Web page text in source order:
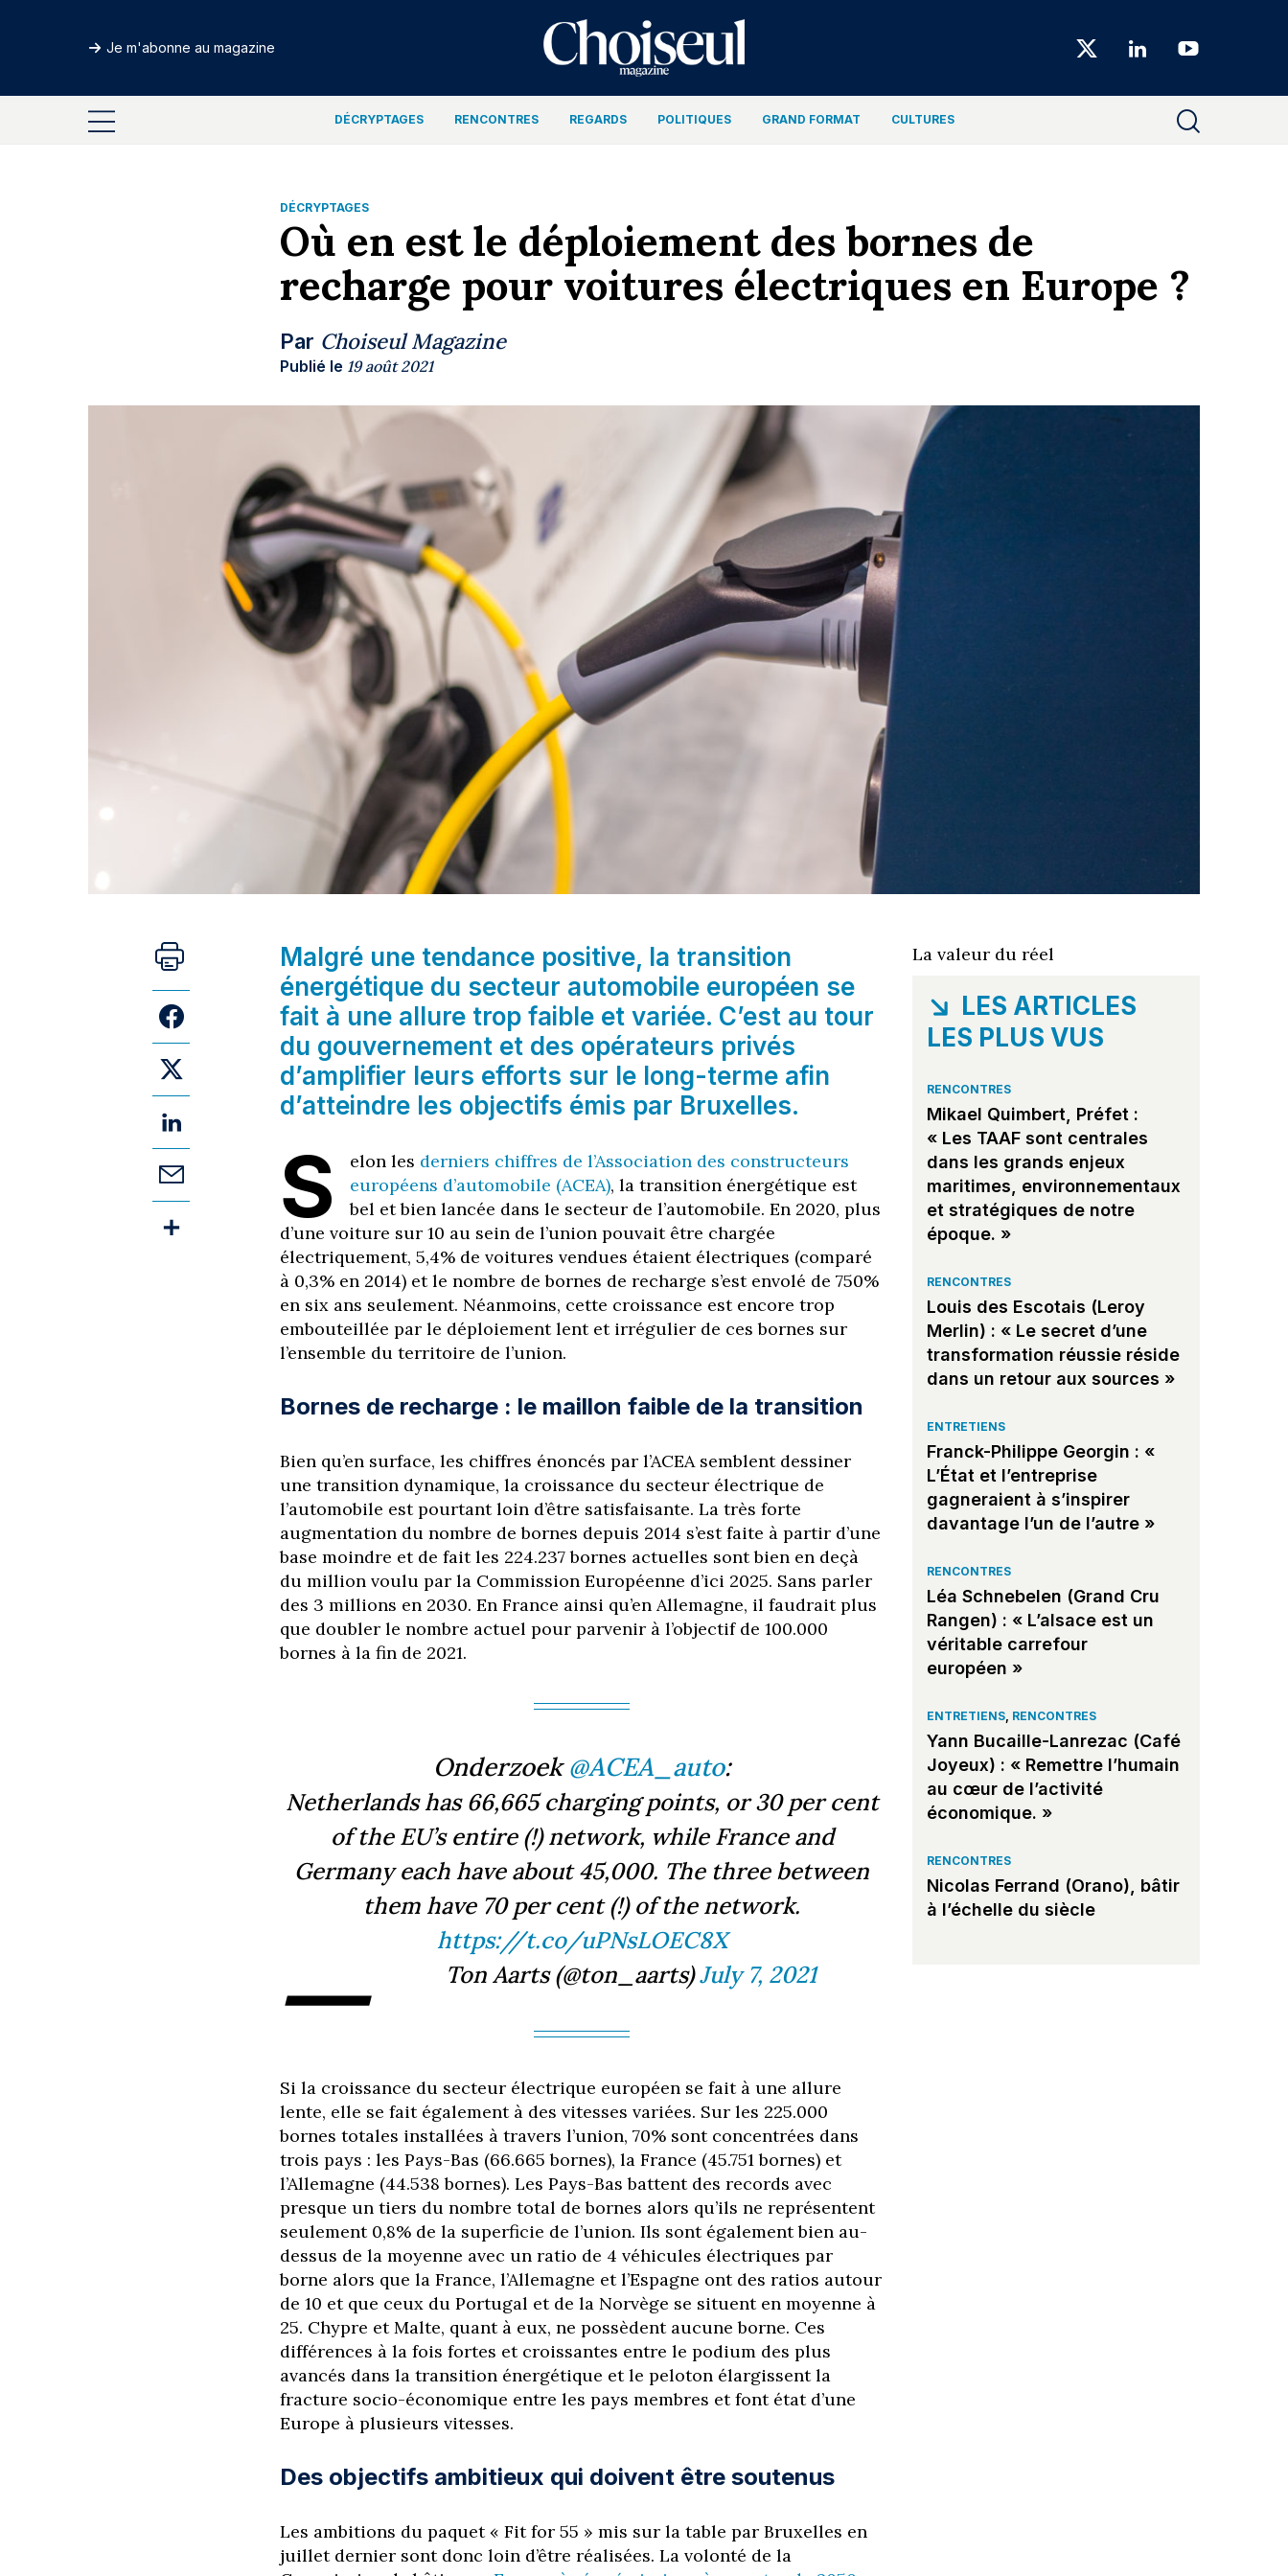
Je m'abonne au magazine Choiseul
Magazine
DÉCRYPTAGES RENCONTRES REGARDS POLITIQUES GRAND FORMAT CULTURES
DÉCRYPTAGES
Où en est le déploiement des bornes de
recharge pour voitures électriques en Europe ?
Par Choiseul Magazine
Publié le 19 août 2021
Malgré une tendance positive, la transition
énergétique du secteur automobile européen se
fait à une allure trop faible et variée. C’est au tour
du gouvernement et des opérateurs privés
d’amplifier leurs efforts sur le long-terme afin
d’atteindre les objectifs émis par Bruxelles.
S elon les derniers chiffres de l’Association des constructeurs
européens d’automobile (ACEA), la transition énergétique est
bel et bien lancée dans le secteur de l’automobile. En 2020, plus
d’une voiture sur 10 au sein de l’union pouvait être chargée
électriquement, 5,4% de voitures vendues étaient électriques (comparé
à 0,3% en 2014) et le nombre de bornes de recharge s’est envolé de 750%
en six ans seulement. Néanmoins, cette croissance est encore trop
embouteillée par le déploiement lent et irrégulier de ces bornes sur
l’ensemble du territoire de l’union.
Bornes de recharge : le maillon faible de la transition
Bien qu’en surface, les chiffres énoncés par l’ACEA semblent dessiner
une transition dynamique, la croissance du secteur électrique de
l’automobile est pourtant loin d’être satisfaisante. La très forte
augmentation du nombre de bornes depuis 2014 s’est faite à partir d’une
base moindre et de fait les 224.237 bornes actuelles sont bien en deçà
du million voulu par la Commission Européenne d’ici 2025. Sans parler
des 3 millions en 2030. En France ainsi qu’en Allemagne, il faudrait plus
que doubler le nombre actuel pour parvenir à l’objectif de 100.000
bornes à la fin de 2021.
Onderzoek@ACEA_auto:
Netherlands has 66,665 charging points, or 30 per cent
of the EU’s entire (!) network, while France and
Germany each have about 45,000. The three between
them have 70 per cent (!) of the network.
https://t.co/uPNsLOEC8X
— Ton Aarts (@ton_aarts)July 7, 2021
Si la croissance du secteur électrique européen se fait à une allure
lente, elle se fait également à des vitesses variées. Sur les 225.000
bornes totales installées à travers l’union, 70% sont concentrées dans
trois pays : les Pays-Bas (66.665 bornes), la France (45.751 bornes) et
l’Allemagne (44.538 bornes). Les Pays-Bas battent des records avec
presque un tiers du nombre total de bornes alors qu’ils ne représentent
seulement 0,8% de la superficie de l’union. Ils sont également bien au-
dessus de la moyenne avec un ratio de 4 véhicules électriques par
borne alors que la France, l’Allemagne et l’Espagne ont des ratios autour
de 10 et que ceux du Portugal et de la Norvège se situent en moyenne à
25. Chypre et Malte, quant à eux, ne possèdent aucune borne. Ces
différences à la fois fortes et croissantes entre le podium des plus
avancés dans la transition énergétique et le peloton élargissent la
fracture socio-économique entre les pays membres et font état d’une
Europe à plusieurs vitesses.
Des objectifs ambitieux qui doivent être soutenus
Les ambitions du paquet « Fit for 55 » mis sur la table par Bruxelles en
juillet dernier sont donc loin d’être réalisées. La volonté de la
La valeur du réel
LES ARTICLES
LES PLUS VUS
RENCONTRES
Mikael Quimbert, Préfet :
« Les TAAF sont centrales
dans les grands enjeux
maritimes, environnementaux
et stratégiques de notre
époque. »
RENCONTRES
Louis des Escotais (Leroy
Merlin) : « Le secret d’une
transformation réussie réside
dans un retour aux sources »
ENTRETIENS
Franck-Philippe Georgin : «
L’État et l’entreprise
gagneraient à s’inspirer
davantage l’un de l’autre »
RENCONTRES
Léa Schnebelen (Grand Cru
Rangen) : « L’alsace est un
véritable carrefour
européen »
ENTRETIENS, RENCONTRES
Yann Bucaille-Lanrezac (Café
Joyeux) : « Remettre l’humain
au cœur de l’activité
économique. »
RENCONTRES
Nicolas Ferrand (Orano), bâtir
à l’échelle du siècle